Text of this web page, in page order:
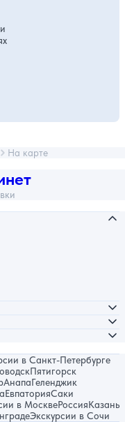
На карте
в Санкт-Петербурге
Пятигорск
АнапаГеленджик
ЕвпаторияСаки
в МосквеРоссияКазань
Экскурсии в Сочи